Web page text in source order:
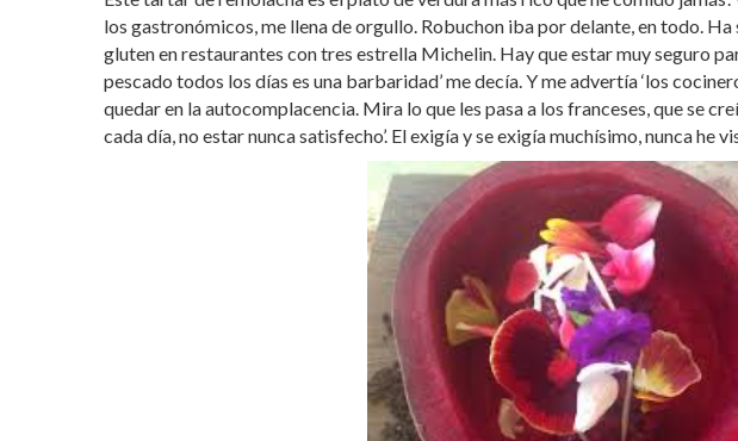
los gastronómicos, me llena de orgullo. Robuchon iba por delante, en todo.
gluten en restaurantes con tres estrella Michelin. Hay que estar muy seguro
pescado todos los días es una barbaridad’ me decía. Y me advertía ‘los
quedar en la autocomplacencia. Mira lo que les pasa a los franceses, que se
cada día, no estar nunca satisfecho’. El exigía y se exigía muchísimo, nunca he